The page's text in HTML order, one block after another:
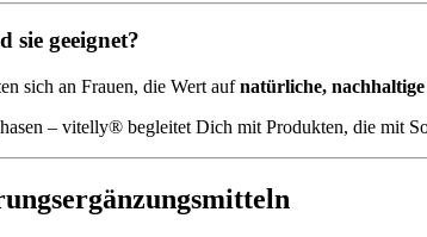
sie geeignet?
sich an Frauen, die Wert aufnatürliche,
– vitelly® begleitet Dich mit Produkten, die mit